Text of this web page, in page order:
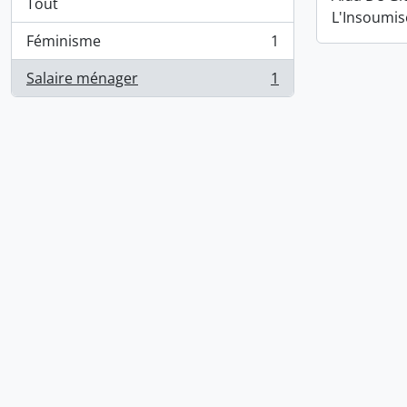
Féminisme
, 1 résultats
1
Salaire ménager
, 1 résultats 1